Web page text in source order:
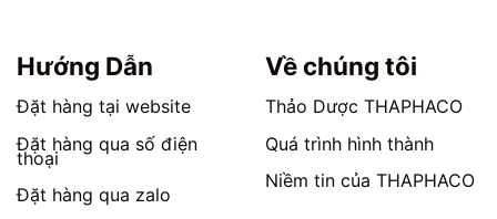
Hướng Dẫn
Đặt hàng tại website
Đặt hàng qua số điện
thoại
Đặt hàng qua zalo
Về chúng tôi
Thảo Dược THAPHACO
Quá trình hình thành
Niềm tin của THAPHACO